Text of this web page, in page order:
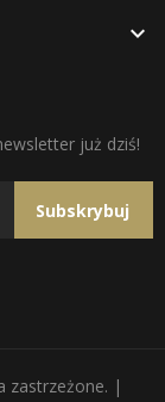

już dziś!
Subskrybuj
zastrzeżone. |